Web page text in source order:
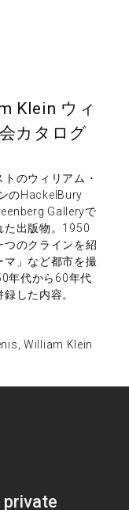
Klein ウィ
カタログ
のウィリアム・
のHackelBury
Galleryで
た出版物。1950
のクラインを紹
マ」など都市を撮
年代から60年代
した内容。
William Klein